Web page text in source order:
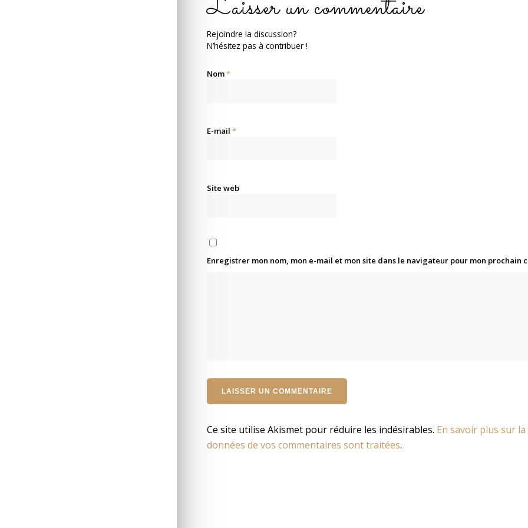
Laisser un commentaire
Rejoindre la discussion?
N’hésitez pas à contribuer !
Nom*
E-mail *
Site web
Enregistrer mon nom, mon e-mail et mon site dans le navigateur pour mon prochain
Ce site utilise Akismet pour réduire les indésirables. En savoir plus sur
données de vos commentaires sont traitées.